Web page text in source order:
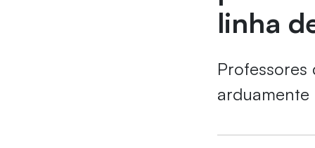
linha
Professores